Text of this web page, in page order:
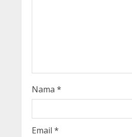
i
n
g
Nama *
Email *